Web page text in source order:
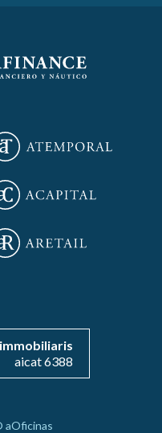
aicat 6388
aOficinas
Aceptar todas